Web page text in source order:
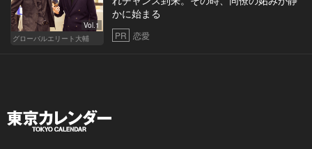
Vol.1
グローバルエリート大輔
かに始まる
PR 恋愛